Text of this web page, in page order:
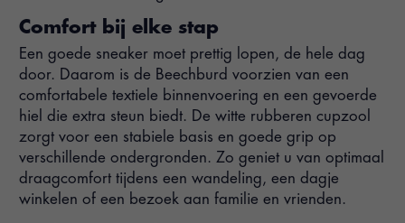
Comfort bij elke stap
Een goede sneaker moet prettig lopen, de hele dag
door. Daarom is de Beechburd voorzien van een
comfortabele textiele binnenvoering en een gevoerde
hiel die extra steun biedt. De witte rubberen cupzool
zorgt voor een stabiele basis en goede grip op
verschillende ondergronden. Zo geniet u van optimaal
draagcomfort tijdens een wandeling, een dagje
winkelen of een bezoek aan familie en vrienden.